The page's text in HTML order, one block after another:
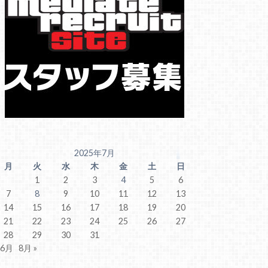
2025年7月
月
火 水 木 金 土
日
1
2 3 4 5
6
7
8 9 10 11 12
13
14
15 16 17 18 19
20
21
22 23 24 25 26
27
28
29 30
31
月
8月 »